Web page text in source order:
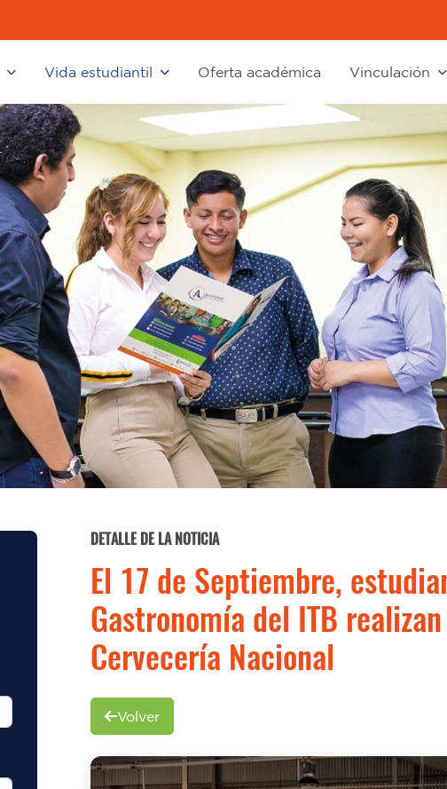
Vida estudiantil Oferta académica Vinculación
DETALLE DE LA NOTICIA
El 17 de Septiembre,
Gastronomía del ITB
Cervecería Nacional
Volver